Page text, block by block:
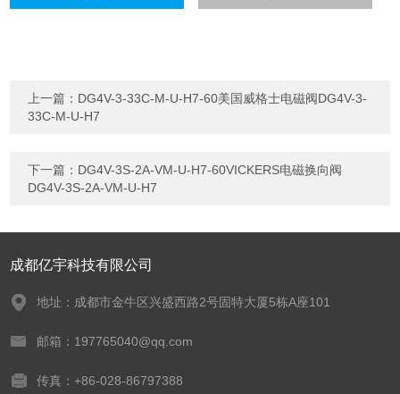
上一篇： DG4V-3-33C-M-U-H7-60美国威格士电磁阀DG4V-3-
33C-M-U-H7
下一篇： DG4V-3S-2A-VM-U-H7-60VICKERS电磁换向阀
DG4V-3S-2A-VM-U-H7
成都亿宇科技有限公司
地址：成都市金牛区兴盛西路2号固特大厦5栋A座101
邮箱：197765040@qq.com
传真：+86-028-86797388